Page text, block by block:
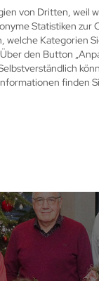
von Dritten, weil
Statistiken zur
Kategorien
den Button
finden